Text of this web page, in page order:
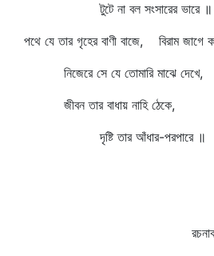
টুটে না বল সংসারের ভারে ॥
পথে যে তার গৃহের বাণী বাজে, বিরাম জাগে
নিজেরে সে যে তোমারি মাঝে দেখে,
জীবন তার বাধায় নাহি ঠেকে,
দৃষ্টি তার আঁধার-পরপারে ॥